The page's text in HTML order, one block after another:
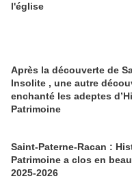
l'église
Après la découverte de
Insolite , une autre découverte a
enchanté les adeptes
Patrimoine
Saint-Paterne-Racan :
Patrimoine a clos en
2025-2026